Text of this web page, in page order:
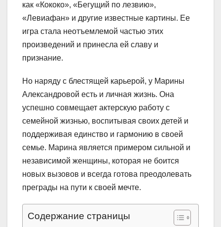
как «Кококо», «Бегущий по лезвию»,
«Левиафан» и другие известные картины. Ее
игра стала неотъемлемой частью этих
произведений и принесла ей славу и
признание.
Но наряду с блестящей карьерой, у Марины
Александровой есть и личная жизнь. Она
успешно совмещает актерскую работу с
семейной жизнью, воспитывая своих детей и
поддерживая единство и гармонию в своей
семье. Марина является примером сильной и
независимой женщины, которая не боится
новых вызовов и всегда готова преодолевать
преграды на пути к своей мечте.
Содержание страницы